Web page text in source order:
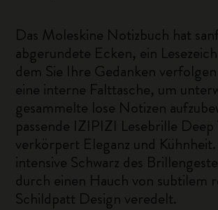
Das Moleskine Notizbuch hat
abgerundete Ecken, ein
dem Sie Ihre Gedanken
eine interne Falttasche, um
gesammelte lose Notizen
passende IZIPIZI Lesebrille
verkörpert Eleganz und
intensive Schwarz des
durch einen Hauch von subtilem
Schildpatt Design veredelt.